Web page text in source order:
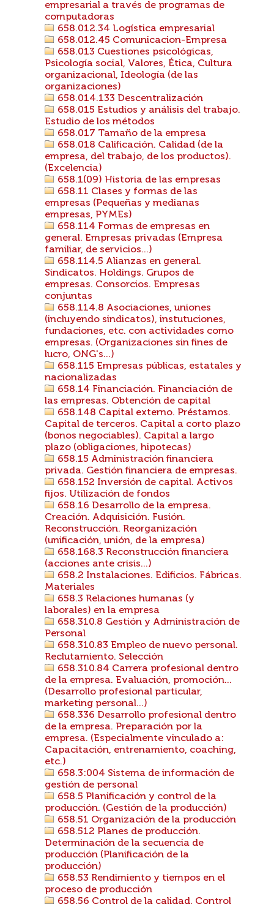
empresarial a través de programas de
computadoras
658.012.34 Logística empresarial
658.012.45 Comunicacion-Empresa
658.013 Cuestiones psicológicas,
Psicología social, Valores, Ética, Cultura
organizacional, Ideología (de las
organizaciones)
658.014.133 Descentralización
658.015 Estudios y análisis del trabajo.
Estudio de los métodos
658.017 Tamaño de la empresa
658.018 Calificación. Calidad (de la
empresa, del trabajo, de los productos).
(Excelencia)
658.1(09) Historia de las empresas
658.11 Clases y formas de las
empresas (Pequeñas y medianas
empresas, PYMEs)
658.114 Formas de empresas en
general. Empresas privadas (Empresa
familiar, de servicios...)
658.114.5 Alianzas en general.
Sindicatos. Holdings. Grupos de
empresas. Consorcios. Empresas
conjuntas
658.114.8 Asociaciones, uniones
(incluyendo sindicatos), instutuciones,
fundaciones, etc. con actividades como
empresas. (Organizaciones sin fines de
lucro, ONG's...)
658.115 Empresas públicas, estatales y
nacionalizadas
658.14 Financiación. Financiación de
las empresas. Obtención de capital
658.148 Capital externo. Préstamos.
Capital de terceros. Capital a corto plazo
(bonos negociables). Capital a largo
plazo (obligaciones, hipotecas)
658.15 Administración financiera
privada. Gestión financiera de empresas.
658.152 Inversión de capital. Activos
fijos. Utilización de fondos
658.16 Desarrollo de la empresa.
Creación. Adquisición. Fusión.
Reconstrucción. Reorganización
(unificación, unión, de la empresa)
658.168.3 Reconstrucción financiera
(acciones ante crisis...)
658.2 Instalaciones. Edificios. Fábricas.
Materiales
658.3 Relaciones humanas (y
laborales) en la empresa
658.310.8 Gestión y Administración de
Personal
658.310.83 Empleo de nuevo personal.
Reclutamiento. Selección
658.310.84 Carrera profesional dentro
de la empresa. Evaluación, promoción...
(Desarrollo profesional particular,
marketing personal...)
658.336 Desarrollo profesional dentro
de la empresa. Preparación por la
empresa. (Especialmente vinculado a:
Capacitación, entrenamiento, coaching,
etc.)
658.3:004 Sistema de información de
gestión de personal
658.5 Planificación y control de la
producción. (Gestión de la producción)
658.51 Organización de la producción
658.512 Planes de producción.
Determinación de la secuencia de
producción (Planificación de la
producción)
658.53 Rendimiento y tiempos en el
proceso de producción
658.56 Control de la calidad. Control